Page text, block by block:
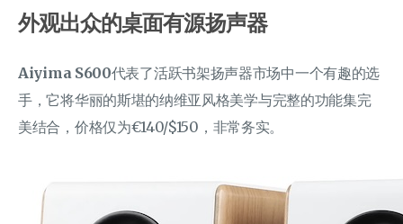
外观出众的桌面有源扬声器
Aiyima S600代表了活跃书架扬声器市场中一个有趣的选
手，它将华丽的斯堪的纳维亚风格美学与完整的功能集完
美结合，价格仅为€140/$150，非常务实。